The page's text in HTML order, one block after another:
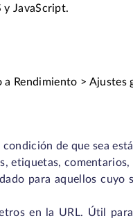
y JavaScript.
Rendimiento > Ajustes
de que sea
etiquetas, comentarios,
para aquellos cuyo
en la URL. Útil